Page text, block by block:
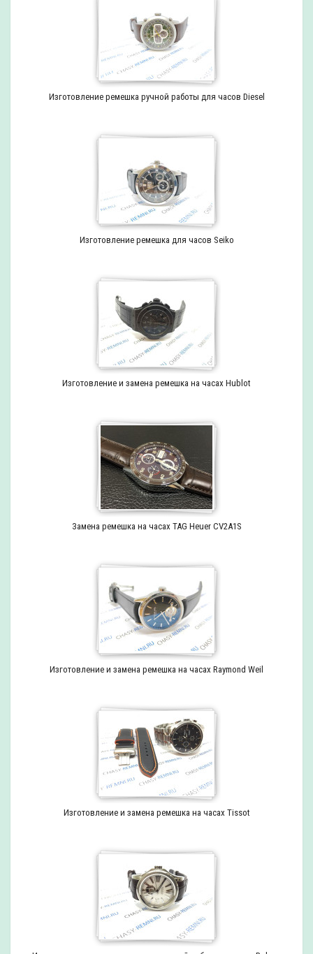
Изготовление ремешка ручной работы для часов Diesel
Изготовление ремешка для часов Seiko
Изготовление и замена ремешка на часах Hublot
Замена ремешка на часах TAG Heuer CV2A1S
Изготовление и замена ремешка на часах Raymond Weil
Изготовление и замена ремешка на часах Tissot